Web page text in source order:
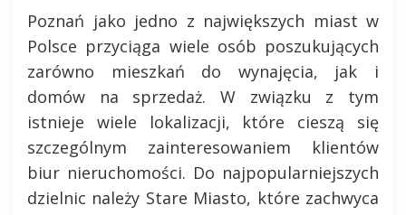
Poznań jako jedno z największych miast w
Polsce przyciąga wiele osób poszukujących
zarówno mieszkań do wynajęcia, jak i
domów na sprzedaż. W związku z tym
istnieje wiele lokalizacji, które cieszą się
szczególnym zainteresowaniem klientów
biur nieruchomości. Do najpopularniejszych
dzielnic należy Stare Miasto, które zachwyca